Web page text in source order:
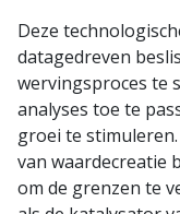
Deze
datagedreven
wervingsproces te
analyses toe te
groei te
van waardecreatie
om de grenzen te